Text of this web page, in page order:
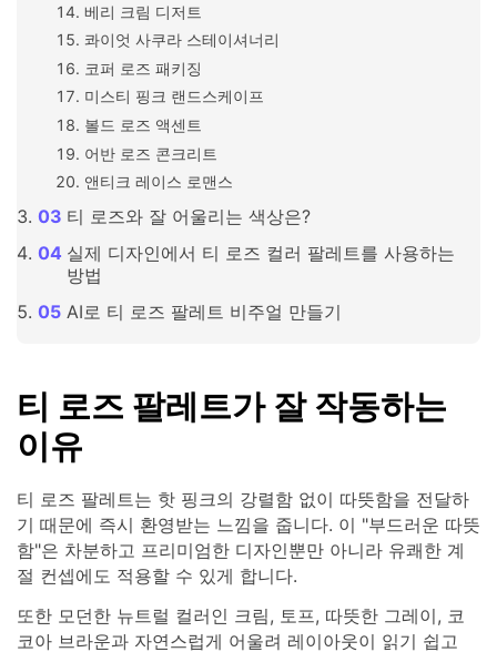
베리 크림 디저트
콰이엇 사쿠라 스테이셔너리
코퍼 로즈 패키징
미스티 핑크 랜드스케이프
볼드 로즈 액센트
어반 로즈 콘크리트
앤티크 레이스 로맨스
티 로즈와 잘 어울리는 색상은?
실제 디자인에서 티 로즈 컬러 팔레트를 사용하는
방법
AI로 티 로즈 팔레트 비주얼 만들기
티 로즈 팔레트가 잘 작동하는
이유
티 로즈 팔레트는 핫 핑크의 강렬함 없이 따뜻함을 전달하
기 때문에 즉시 환영받는 느낌을 줍니다. 이 "부드러운 따뜻
함"은 차분하고 프리미엄한 디자인뿐만 아니라 유쾌한 계
절 컨셉에도 적용할 수 있게 합니다.
또한 모던한 뉴트럴 컬러인 크림, 토프, 따뜻한 그레이, 코
코아 브라운과 자연스럽게 어울려 레이아웃이 읽기 쉽고